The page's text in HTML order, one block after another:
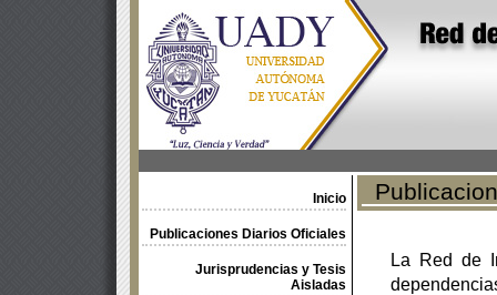
Inicio
Publicaciones Diarios Oficiales
Jurisprudencias y Tesis
Aisladas
La Red de